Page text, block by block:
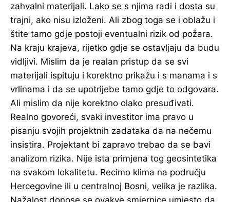
zahvalni materijali. Lako se s njima radi i dosta su
trajni, ako nisu izloženi. Ali zbog toga se i oblažu i
štite tamo gdje postoji eventualni rizik od požara.
Na kraju krajeva, rijetko gdje se ostavljaju da budu
vidljivi. Mislim da je realan pristup da se svi
materijali ispituju i korektno prikažu i s manama i s
vrlinama i da se upotrijebe tamo gdje to odgovara.
Ali mislim da nije korektno olako presuđivati.
Realno govoreći, svaki investitor ima pravo u
pisanju svojih projektnih zadataka da na nečemu
insistira. Projektant bi zapravo trebao da se bavi
analizom rizika. Nije ista primjena tog geosintetika
na svakom lokalitetu. Recimo klima na području
Hercegovine ili u centralnoj Bosni, velika je razlika.